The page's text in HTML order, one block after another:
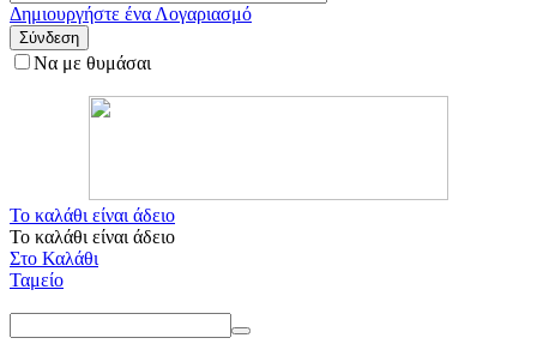
Δημιουργήστε ένα Λογαριασμό
Σύνδεση
Να με θυμάσαι
Το καλάθι είναι άδειο
Το καλάθι είναι άδειο
Στο Καλάθι
Ταμείο